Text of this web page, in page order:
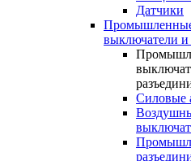
Датчики
Промышленные
выключатели и
Силовые